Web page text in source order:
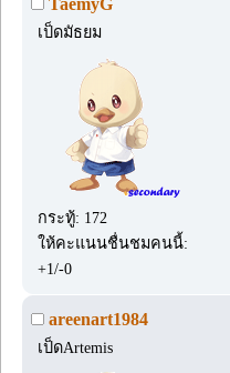
TaemyG
เป็ดมัธยม
กระทู้: 172
ให้คะแนนชื่นชมคนนี้:
+1/-0
areenart1984
เป็ดArtemis